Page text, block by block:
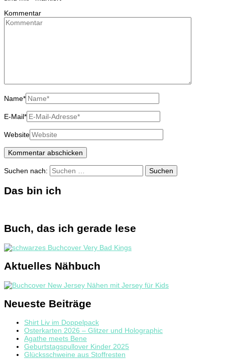
Kommentar
Name*
E-Mail*
Website
Suchen nach:
Das bin ich
Buch, das ich gerade lese
Aktuelles Nähbuch
Neueste Beiträge
Shirt Liv im Doppelpack
Osterkarten 2026 – Glitzer und Holographic
Agathe meets Bene
Geburtstagspullover Kinder 2025
Glücksschweine aus Stoffresten